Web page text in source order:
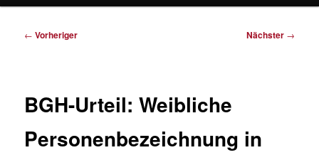
Beitragsnavigation
← Vorheriger Nächster →
BGH-Urteil: Weibliche
Personenbezeichnung in